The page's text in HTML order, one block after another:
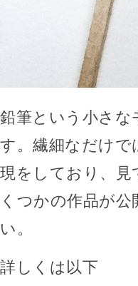
鉛筆という小さ
す。繊細なだけで
現をしており、見
くつかの作品が
い。
詳しくは以下